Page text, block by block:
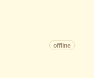
offline